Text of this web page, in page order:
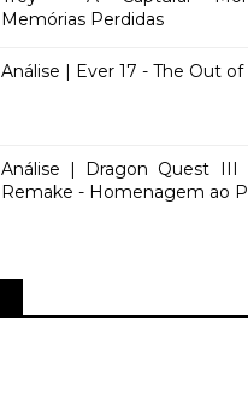
Memórias Perdidas
Análise | Ever 17 - The Out
Análise | Dragon Quest
Remake - Homenagem ao